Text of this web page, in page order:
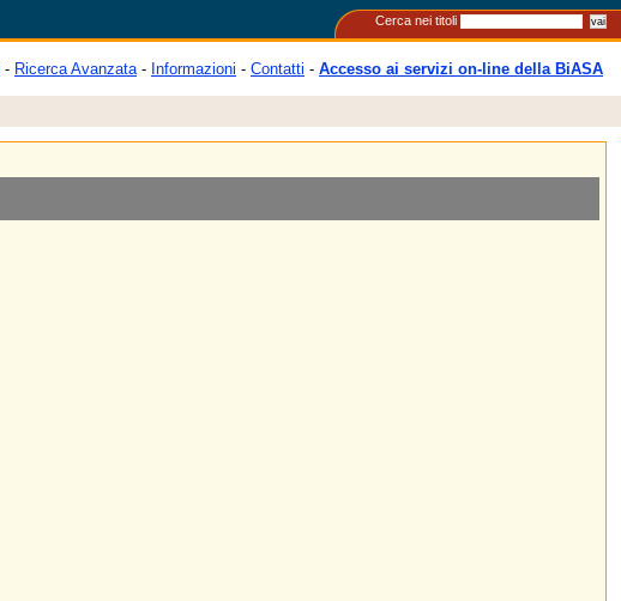
Cerca nei titoli
- Ricerca Avanzata- Informazioni - Contatti - Accesso ai servizi on-line della BiASA